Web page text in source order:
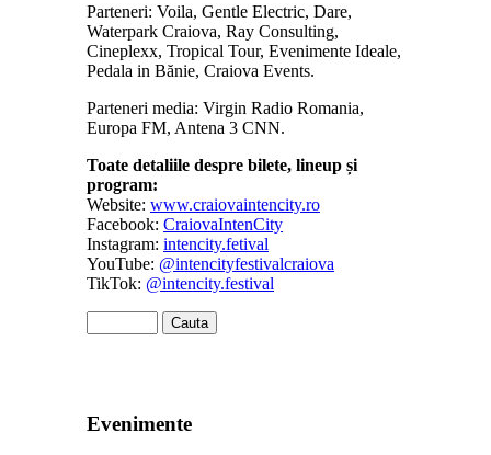
Parteneri: Voila, Gentle Electric, Dare,
Waterpark Craiova, Ray Consulting,
Cineplexx, Tropical Tour, Evenimente Ideale,
Pedala in Bănie, Craiova Events.
Parteneri media: Virgin Radio Romania,
Europa FM, Antena 3 CNN.
Toate detaliile despre bilete, lineup și
program:
Website: www.craiovaintencity.ro
Facebook: CraiovaIntenCity
Instagram: intencity.fetival
YouTube: @intencityfestivalcraiova
TikTok: @intencity.festival
Evenimente